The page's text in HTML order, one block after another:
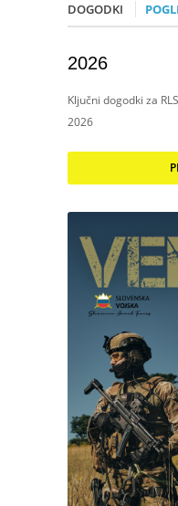
DOGODKI
2026
Ključni dogodki za
2026